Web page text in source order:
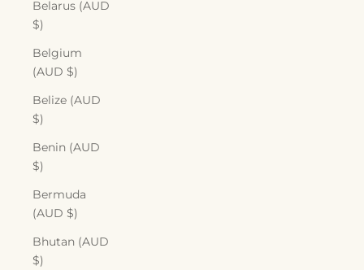
Belarus (AUD
$)
Belgium
(AUD $)
Belize (AUD
$)
Benin (AUD
$)
Bermuda
(AUD $)
Bhutan (AUD
$)